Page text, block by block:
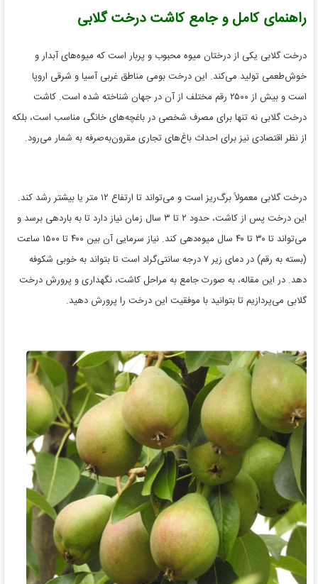
راهنمای کامل و جامع کاشت درخت گلابی
درخت گلابی یکی از درختان میوه محبوب و پربار است که میوه‌های آبدار و
خوش‌طعمی تولید می‌کند. این درخت بومی مناطق غربی آسیا و شرقی اروپا
است و بیش از ۲۵۰۰ رقم مختلف از آن در جهان شناخته شده است. کاشت
درخت گلابی نه تنها برای مصرف شخصی در باغچه‌های خانگی مناسب است، بلکه
از نظر اقتصادی نیز برای احداث باغ‌های تجاری مقرون‌به‌صرفه به شمار می‌رود.
درخت گلابی معمولاً برگ‌ریز است و می‌تواند تا ارتفاع ۱۲ متر یا بیشتر رشد کند.
این درخت پس از کاشت، حدود ۲ تا ۳ سال زمان نیاز دارد تا به باردهی برسد و
می‌تواند تا ۳۰ تا ۴۰ سال میوه‌دهی کند. نیاز سرمایی آن بین ۴۰۰ تا ۱۵۰۰ ساعت
(بسته به رقم) در دمای زیر ۷ درجه سانتی‌گراد است تا بتواند به خوبی شکوفه
دهد. در این مقاله، به صورت جامع به مراحل کاشت، نگهداری و پرورش درخت
گلابی می‌پردازیم تا بتوانید با موفقیت این درخت را پرورش دهید.